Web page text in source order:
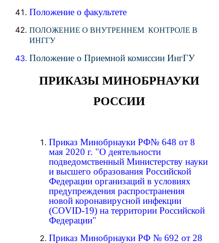
Положение о факультете
ПОЛОЖЕНИЕ О ВНУТРЕННЕМ КОНТРОЛЕ В
ИНГГУ
Положение о Приемной комиссии ИнгГУ
ПРИКАЗЫ МИНОБРНАУКИ
РОССИИ
Приказ Минобрнауки РФ№ 648 от 8
мая 2020 г. "О деятельности
подведомственный Министерству науки
и высшего образования Российской
Федерации организаций в условиях
предупреждения распространения
новой коронавирусной инфекции
(COVID-19) на территории Российской
Федерации"
Приказ Минобрнауки РФ № 692 от 28